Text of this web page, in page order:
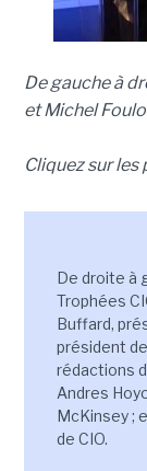
De gauche à
et Michel
Cliquez sur
De droite à
Trophées
Buffard,
président
rédactions
Andres
McKinsey ;
de CIO.